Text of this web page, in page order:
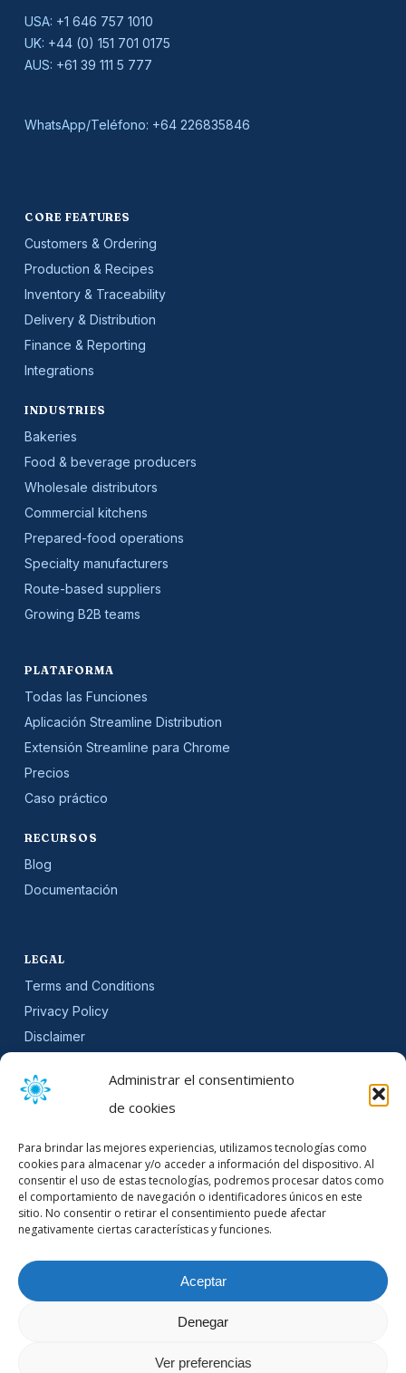
Administrar el consentimiento
de cookies
Para brindar las mejores experiencias, utilizamos tecnologías como
cookies para almacenar y/o acceder a información del dispositivo. Al
consentir el uso de estas tecnologías, podremos procesar datos como
el comportamiento de navegación o identificadores únicos en este
sitio. No consentir o retirar el consentimiento puede afectar
negativamente ciertas características y funciones.
Aceptar
Denegar
Ver preferencias
USA: +1 646 757 1010
UK: +44 (0) 151 701 0175
AUS: +61 39 111 5 777
WhatsApp/Teléfono: +64 226835846
CORE FEATURES
Customers & Ordering
Production & Recipes
Inventory & Traceability
Delivery & Distribution
Finance & Reporting
Integrations
INDUSTRIES
Bakeries
Food & beverage producers
Wholesale distributors
Commercial kitchens
Prepared-food operations
Specialty manufacturers
Route-based suppliers
Growing B2B teams
PLATAFORMA
Todas las Funciones
Aplicación Streamline Distribution
Extensión Streamline para Chrome
Precios
Caso práctico
RECURSOS
Blog
Documentación
LEGAL
Terms and Conditions
Privacy Policy
Disclaimer
Cookie Policy (EU)
Get software updates and practical tips.
Email Address